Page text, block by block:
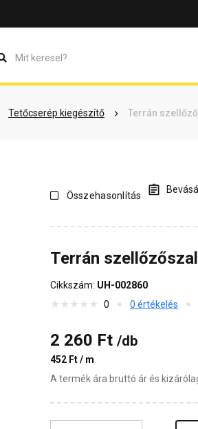
Tetőcserép kiegészítő Terrán
Vásárlói vélemények Kérdések és
Összehasonlítás
Terrán
Cikkszám: UH-002860
0
0 értékelés
2 260 Ft /db
452 Ft / m
A termék ára bruttó ár és